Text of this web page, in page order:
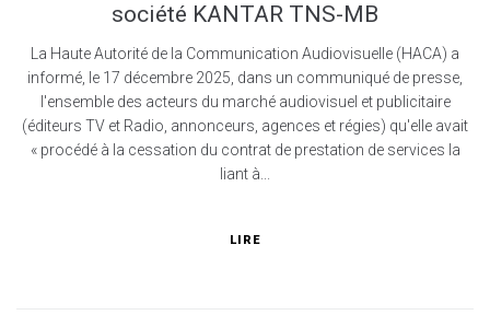
société KANTAR TNS-MB
La Haute Autorité de la Communication Audiovisuelle (HACA) a
informé, le 17 décembre 2025, dans un communiqué de presse,
l'ensemble des acteurs du marché audiovisuel et publicitaire
(éditeurs TV et Radio, annonceurs, agences et régies) qu'elle avait
« procédé à la cessation du contrat de prestation de services la
liant à...
LIRE